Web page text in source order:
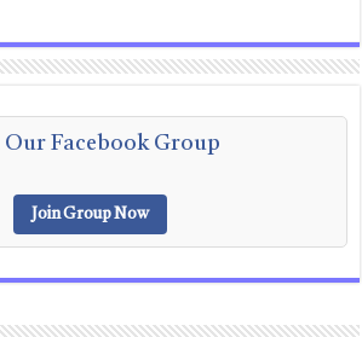
Our Facebook Group
Join Group Now